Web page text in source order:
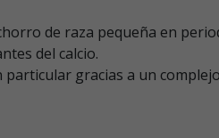
de raza pequeña en
del calcio.
gracias a un